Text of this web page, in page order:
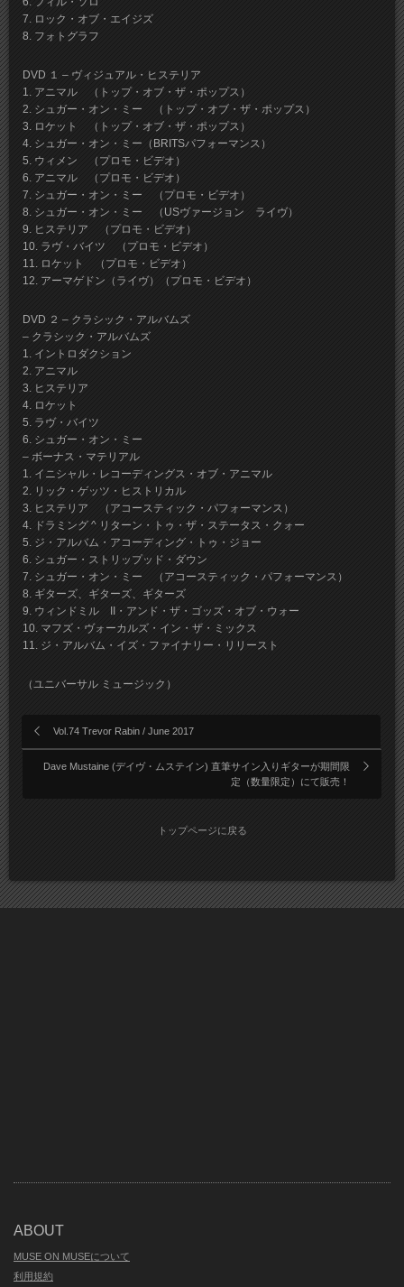
7. ロック・オブ・エイジズ
8. フォトグラフ
DVD １ – ヴィジュアル・ヒステリア
1. アニマル （トップ・オブ・ザ・ポップス）
2. シュガー・オン・ミー （トップ・オブ・ザ・ポップス）
3. ロケット （トップ・オブ・ザ・ポップス）
4. シュガー・オン・ミー（BRITSパフォーマンス）
5. ウィメン （プロモ・ビデオ）
6. アニマル （プロモ・ビデオ）
7. シュガー・オン・ミー （プロモ・ビデオ）
8. シュガー・オン・ミー （USヴァージョン ライヴ）
9. ヒステリア （プロモ・ビデオ）
10. ラヴ・バイツ （プロモ・ビデオ）
11. ロケット （プロモ・ビデオ）
12. アーマゲドン（ライヴ）（プロモ・ビデオ）
DVD ２ – クラシック・アルバムズ
– クラシック・アルバムズ
1. イントロダクション
2. アニマル
3. ヒステリア
4. ロケット
5. ラヴ・バイツ
6. シュガー・オン・ミー
– ボーナス・マテリアル
1. イニシャル・レコーディングス・オブ・アニマル
2. リック・ゲッツ・ヒストリカル
3. ヒステリア （アコースティック・パフォーマンス）
4. ドラミング ^ リターン・トゥ・ザ・ステータス・クォー
5. ジ・アルバム・アコーディング・トゥ・ジョー
6. シュガー・ストリップッド・ダウン
7. シュガー・オン・ミー （アコースティック・パフォーマンス）
8. ギターズ、ギターズ、ギターズ
9. ウィンドミル II・アンド・ザ・ゴッズ・オブ・ウォー
10. マフズ・ヴォーカルズ・イン・ザ・ミックス
11. ジ・アルバム・イズ・ファイナリー・リリースト
（ユニバーサル ミュージック）
Vol.74 Trevor Rabin / June 2017
Dave Mustaine (デイヴ・ムステイン) 直筆サイン入りギターが期間限
定（数量限定）にて販売！
トップページに戻る
ABOUT
MUSE ON MUSEについて
利用規約